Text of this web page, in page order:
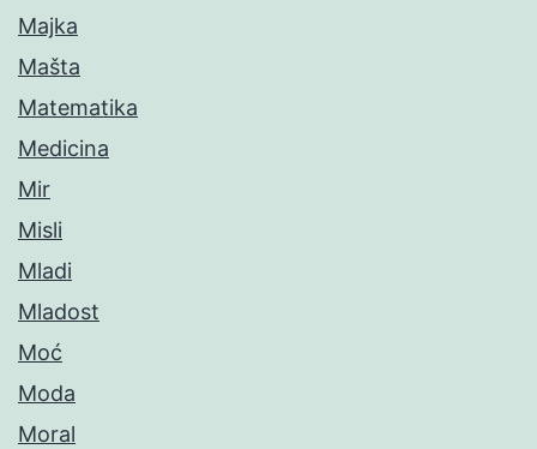
Majka
Mašta
Matematika
Medicina
Mir
Misli
Mladi
Mladost
Moć
Moda
Moral